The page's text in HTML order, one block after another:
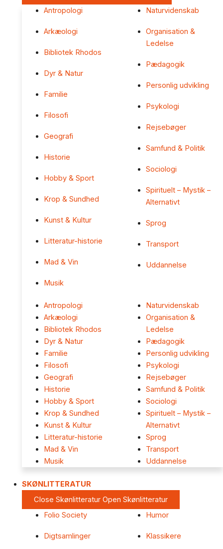
Antropologi
Arkæologi
Bibliotek Rhodos
Dyr & Natur
Familie
Filosofi
Geografi
Historie
Hobby & Sport
Krop & Sundhed
Kunst & Kultur
Litteratur-historie
Mad & Vin
Musik
Naturvidenskab
Organisation &
Ledelse
Pædagogik
Personlig udvikling
Psykologi
Rejsebøger
Samfund & Politik
Sociologi
Spirituelt – Mystik –
Alternativt
Sprog
Transport
Uddannelse
Antropologi
Arkæologi
Bibliotek Rhodos
Dyr & Natur
Familie
Filosofi
Geografi
Historie
Hobby & Sport
Krop & Sundhed
Kunst & Kultur
Litteratur-historie
Mad & Vin
Musik
Naturvidenskab
Organisation &
Ledelse
Pædagogik
Personlig udvikling
Psykologi
Rejsebøger
Samfund & Politik
Sociologi
Spirituelt – Mystik –
Alternativt
Sprog
Transport
Uddannelse
SKØNLITTERATUR
Close Skønlitteratur Open Skønlitteratur
Folio Society
Digtsamlinger
Humor
Klassikere